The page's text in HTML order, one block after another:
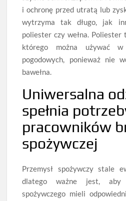
i ochronę przed utratą lub
wytrzyma tak długo, jak
poliester czy wełna. Poliester
którego można używać w
pogodowych, ponieważ nie
bawełna.
Uniwersalna
spełnia
pracowników
spożywczej
Przemysł spożywczy stale
dlatego ważne jest, aby
spożywczego mieli